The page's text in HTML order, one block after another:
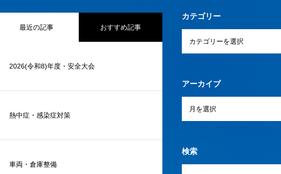
最近の記事 おすすめ記事
2026(令和8)年度・安全大会
熱中症・感染症対策
車両・倉庫整備
カテゴリー
アーカイブ
検索